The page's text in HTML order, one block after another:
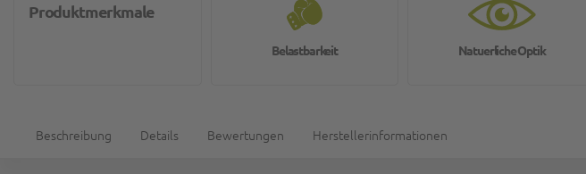
Produktmerkmale
Belastbarkeit Natuerliche Optik
Beschreibung Details Bewertungen Herstellerinformationen